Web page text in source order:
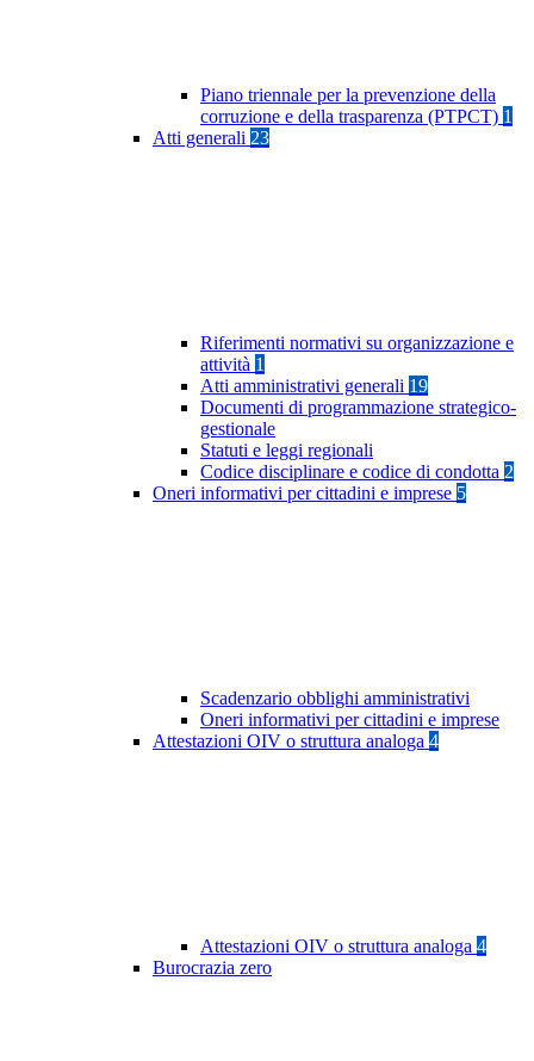
Piano triennale per la prevenzione della
corruzione e della trasparenza (PTPCT) 1
Atti generali 23
Riferimenti normativi su organizzazione e
attività 1
Atti amministrativi generali 19
Documenti di programmazione strategico-
gestionale
Statuti e leggi regionali
Codice disciplinare e codice di condotta 2
Oneri informativi per cittadini e imprese 5
Scadenzario obblighi amministrativi
Oneri informativi per cittadini e imprese
Attestazioni OIV o struttura analoga 4
Attestazioni OIV o struttura analoga 4
Burocrazia zero